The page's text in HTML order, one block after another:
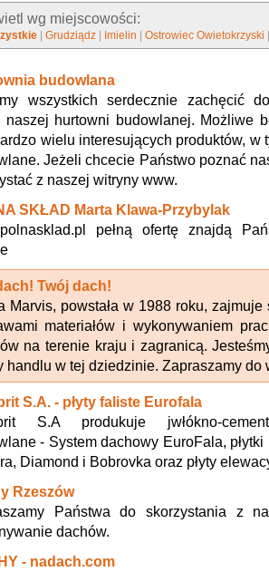
wg miejscowości:
|Grudziądz Imielin |Ostrowiec Owietokrzyski
budowlana
wszystkich serdecznie zachęcić
naszej hurtowni budowlanej. Możliwe
wielu interesujących produktów, w
Jeżeli chcecie Państwo poznać
z naszej witryny www.
SKŁAD Marta Klawa-Przybylak
pełną ofertę znajdą
Twój dach!
Marvis, powstała w 1988 roku,
materiałów i wykonywaniem
na terenie kraju i zagranicą.
handlu w tej dziedzinie. Zapraszamy do
S.A. - płyty faliste Eurofala
S.A produkuje jwłókno-
- System dachowy EuroFala, płytki
Diamond i Bobrovka oraz płyty
Rzeszów
Państwa do skorzystania z
dachów.
- nadach.com